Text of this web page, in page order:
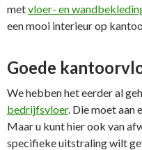
metvloer- en
een mooi interieur op
Goede
We hebben het eerder al
bedrijfsvloer. Die moet aan
Maar u kunt hier ook van
specifieke uitstraling wilt